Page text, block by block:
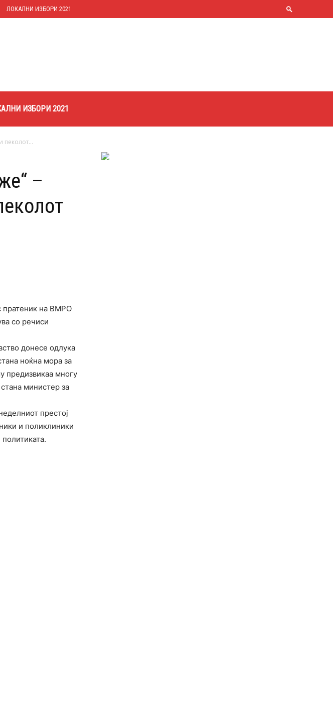
ЛОКАЛНИ ИЗБОРИ 2021
ИЗБОРИ 2021
пеколот...
–
пратеник на ВМРО
со речиси
донесе одлука
ноќна мора за
предизвикаа многу
министер за
престој
и поликлиники